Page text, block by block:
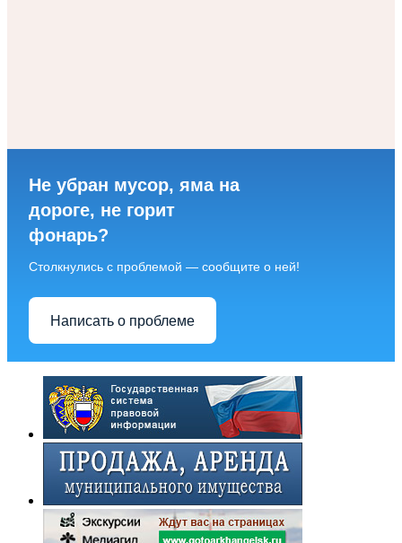
Не убран мусор, яма на
дороге, не горит
фонарь?
Столкнулись с проблемой — сообщите о ней!
Написать о проблеме